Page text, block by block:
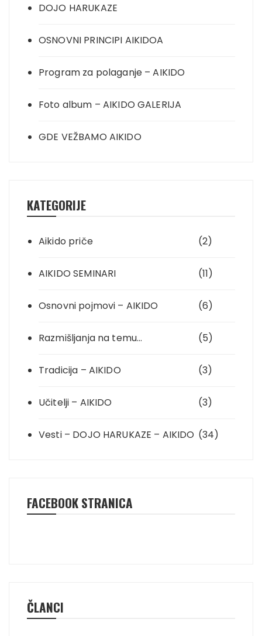
DOJO HARUKAZE
OSNOVNI PRINCIPI AIKIDOA
Program za polaganje – AIKIDO
Foto album – AIKIDO GALERIJA
GDE VEŽBAMO AIKIDO
KATEGORIJE
Aikido priče (2)
AIKIDO SEMINARI (11)
Osnovni pojmovi – AIKIDO (6)
Razmišljanja na temu… (5)
Tradicija – AIKIDO (3)
Učitelji – AIKIDO (3)
Vesti – DOJO HARUKAZE – AIKIDO (34)
FACEBOOK STRANICA
ČLANCI